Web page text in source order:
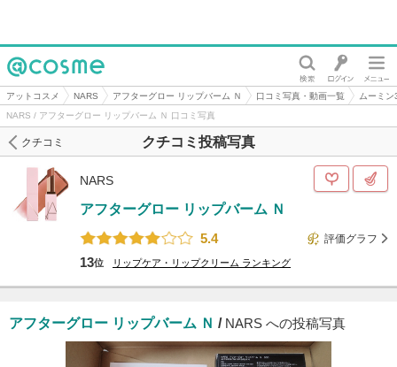
@cosme
アットコスメ NARS アフターグロー リップバーム Ｎ 口コミ写真・動画一覧
ムーミ
NARS / アフターグロー リップバーム Ｎ 口コミ写真
クチコミ投稿写真
クチコミ
NARS
アフターグロー リップバーム Ｎ
5.4
評価グラフ
13位 リップケア・リップクリーム ランキング
アフターグロー リップバーム Ｎ / NARS への投稿写真